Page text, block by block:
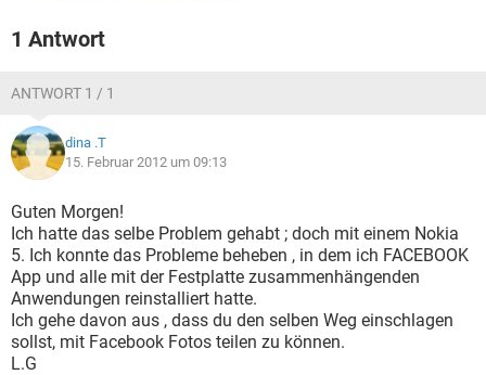
1 Antwort
ANTWORT 1 / 1
dina .T
15. Februar 2012 um 09:13
Guten Morgen!
Ich hatte das selbe Problem gehabt ; doch mit einem Nokia
5. Ich konnte das Probleme beheben , in dem ich FACEBOOK
App und alle mit der Festplatte zusammenhängenden
Anwendungen reinstalliert hatte.
Ich gehe davon aus , dass du den selben Weg einschlagen
sollst, mit Facebook Fotos teilen zu können.
L.G